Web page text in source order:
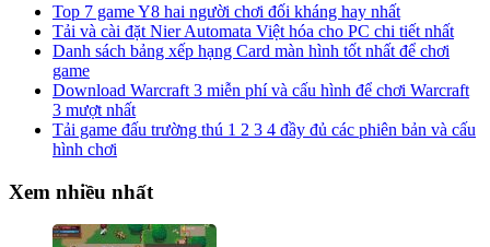
Top 7 game Y8 hai người chơi đối kháng hay nhất
Tải và cài đặt Nier Automata Việt hóa cho PC chi tiết nhất
Danh sách bảng xếp hạng Card màn hình tốt nhất để chơi
game
Download Warcraft 3 miễn phí và cấu hình để chơi Warcraft
3 mượt nhất
Tải game đấu trường thú 1 2 3 4 đầy đủ các phiên bản và cấu
hình chơi
Xem nhiều nhất